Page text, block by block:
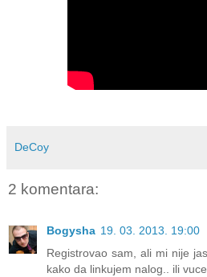
DeCoy
2 komentara:
Bogysha 19. 03. 2013. 19:00
Registrovao sam, ali mi nije
kako da linkujem nalog.. ili